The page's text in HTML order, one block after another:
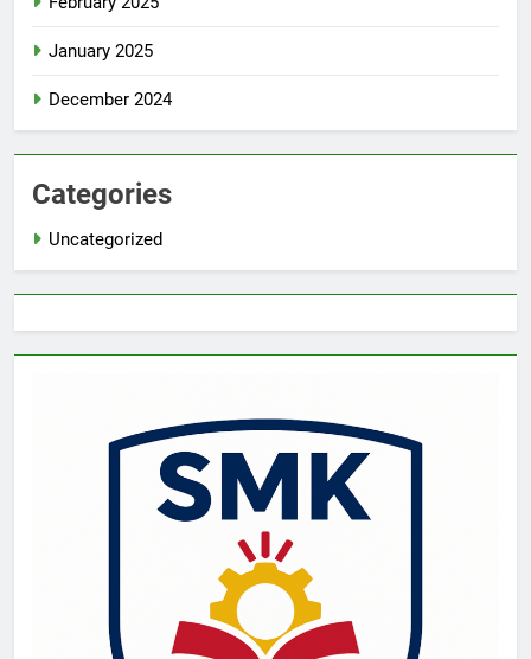
January 2025
December 2024
Categories
Uncategorized